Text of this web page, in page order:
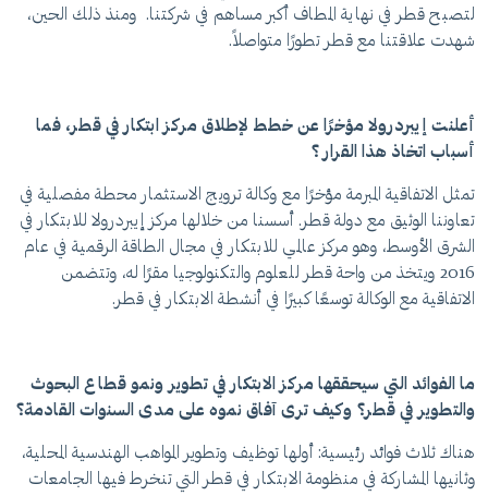
لتصبح قطر في نهاية المطاف أكبر مساهم في شركتنا. ومنذ ذلك الحين،
شهدت علاقتنا مع قطر تطورًا متواصلاً.
أعلنت إيبردرولا مؤخرًا عن خطط لإطلاق مركز ابتكار في قطر، فما
أسباب اتخاذ هذا القرار ؟
تمثل الاتفاقية المبرمة مؤخرًا مع وكالة ترويج الاستثمار محطة مفصلية في
تعاوننا الوثيق مع دولة قطر. أسسنا من خلالها مركز إيبردرولا للابتكار في
الشرق الأوسط، وهو مركز عالمي للابتكار في مجال الطاقة الرقمية في عام
2016 ويتخذ من واحة قطر للعلوم والتكنولوجيا مقرًا له، وتتضمن
الاتفاقية مع الوكالة توسعًا كبيرًا في أنشطة الابتكار في قطر.
ما الفوائد التي سيحققها مركز الابتكار في تطوير ونمو قطاع البحوث
والتطوير في قطر؟ وكيف ترى آفاق نموه على مدى السنوات القادمة؟
هناك ثلاث فوائد رئيسية: أولها توظيف وتطوير المواهب الهندسية المحلية،
وثانيها المشاركة في منظومة الابتكار في قطر التي تنخرط فيها الجامعات